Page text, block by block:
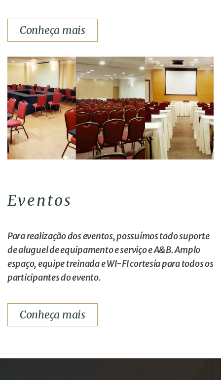
Conheça mais
Eventos​
Para realização dos eventos, possuímos todo suporte
de aluguel de equipamento e serviço e A&B. Amplo
espaço, equipe treinada e WI-FI cortesia para todos os
participantes do evento.
Conheça mais